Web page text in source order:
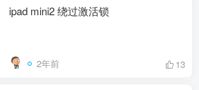
ipad mini2 绕过激活锁
2年前 13